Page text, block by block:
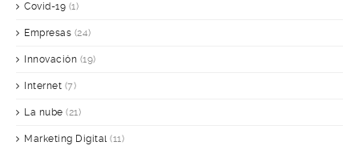
Covid-19 (1)
Empresas (24)
Innovación (19)
Internet (7)
La nube (21)
Marketing Digital(11)